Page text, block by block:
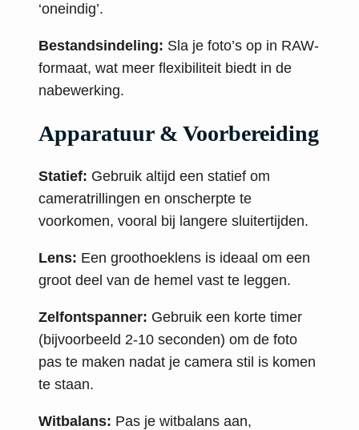
‘oneindig’.
Bestandsindeling: Sla je foto’s op in RAW-
formaat, wat meer flexibiliteit biedt in de
nabewerking.
Apparatuur & Voorbereiding
Statief: Gebruik altijd een statief om
cameratrillingen en onscherpte te
voorkomen, vooral bij langere sluitertijden.
Lens: Een groothoeklens is ideaal om een
groot deel van de hemel vast te leggen.
Zelfontspanner: Gebruik een korte timer
(bijvoorbeeld 2-10 seconden) om de foto
pas te maken nadat je camera stil is komen
te staan.
Witbalans: Pas je witbalans aan,